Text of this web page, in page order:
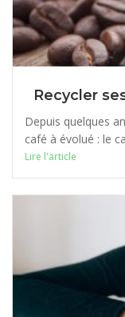
Recycler
Depuis quelques
café à évolué : le
Lire l'article